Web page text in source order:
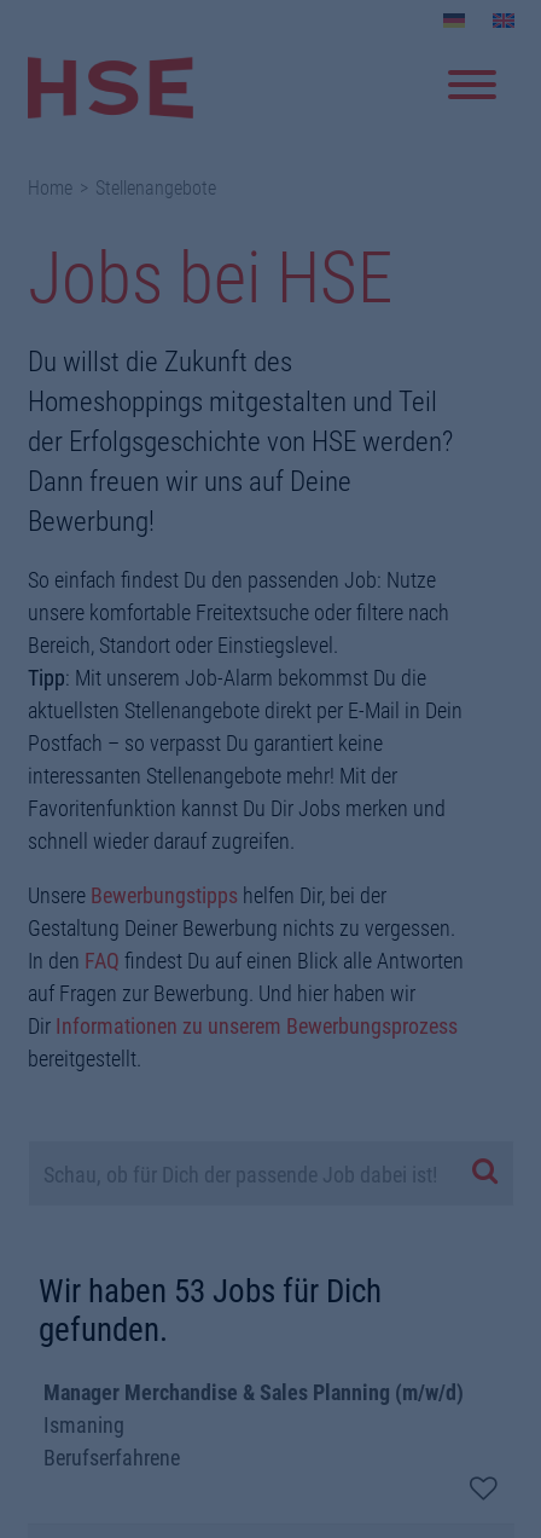
Home Stellenangebote
Jobs bei HSE
Du willst die Zukunft des
Homeshoppings mitgestalten und Teil
der Erfolgsgeschichte von HSE werden?
Dann freuen wir uns auf Deine
Bewerbung!
So einfach findest Du den passenden Job: Nutze
unsere komfortable Freitextsuche oder filtere nach
Bereich, Standort oder Einstiegslevel.
Tipp: Mit unserem Job-Alarm bekommst Du die
aktuellsten Stellenangebote direkt per E-Mail in Dein
Postfach – so verpasst Du garantiert keine
interessanten Stellenangebote mehr! Mit der
Favoritenfunktion kannst Du Dir Jobs merken und
schnell wieder darauf zugreifen.
Unsere Bewerbungstipps helfen Dir, bei der
Gestaltung Deiner Bewerbung nichts zu vergessen.
In den FAQ findest Du auf einen Blick alle Antworten
auf Fragen zur Bewerbung. Und hier haben wir
Dir Informationen zu unserem Bewerbungsprozess
bereitgestellt.
Schau, ob für Dich der passende Job dabei ist!
Wir haben 53 Jobs für Dich
gefunden.
Manager Merchandise & Sales Planning (m/w/d)
Ismaning
Berufserfahrene